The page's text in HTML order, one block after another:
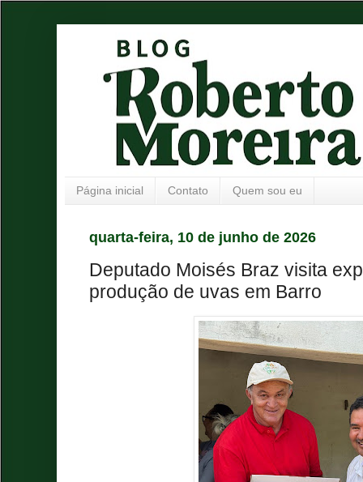
Página inicial Contato Quem sou eu
quarta-feira, 10 de junho de 2026
Deputado Moisés Braz visita
produção de uvas em Barro